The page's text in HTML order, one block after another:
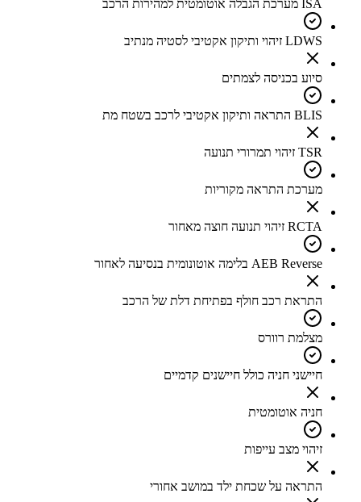
ISA מערכת הגבלה אוטומטית למהירות הרכב
LDWS זיהוי ותיקון אקטיבי לסטיה מנתיב
סיוע בכניסה לצמתים
BLIS התראה ותיקון אקטיבי לרכב בשטח מת
TSR זיהוי תמרורי תנועה
מערכת התראה מקוריות
RCTA זיהוי תנועה חוצה מאחור
AEB Reverse בלימה אוטונומית בנסיעה לאחור
התראת רכב חולף בפתיחת דלת של הרכב
מצלמת רוורס
חיישני חניה כולל חיישנים קדמיים
חניה אוטומטית
זיהוי מצב עייפות
התראה על שכחת ילד במושב אחורי